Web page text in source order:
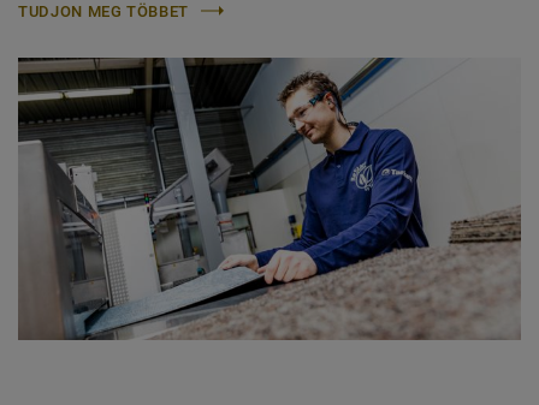
TUDJON MEG TÖBBET